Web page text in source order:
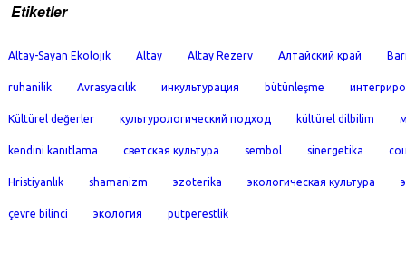
Etiketler
Altay-Sayan Ekolojik Altay Altay Rezerv Алтайский край
ruhanilik Avrasyacılık инкультурация bütünleşme
Kültürel değerler культурологический подход kültürel dilbilim
kendini kanıtlama светская культура sembol sinergetika
Hristiyanlık shamanizm эzoterika экологическая культура
çevre bilinci экология putperestlik